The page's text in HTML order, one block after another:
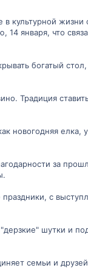
культурной
января, что
богатый
Традиция
новогодняя елка,
за
с
шутки и
семьи и